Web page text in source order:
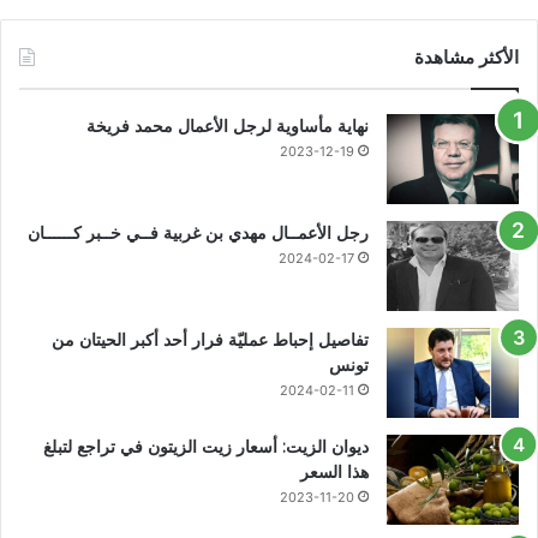
الأكثر مشاهدة
نهاية مأساوية لرجل الأعمال محمد فريخة
2023-12-19
رجل الأعمــال مهدي بن غربية فــي خــبر كــــــان
2024-02-17
تفاصيل إحباط عمليّة فرار أحد أكبر الحيتان من
تونس
2024-02-11
ديوان الزيت: أسعار زيت الزيتون في تراجع لتبلغ
هذا السعر
2023-11-20